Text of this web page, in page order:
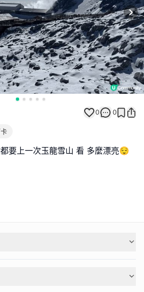
0 0
要上一次玉龍雪山 看 多麼漂亮😌